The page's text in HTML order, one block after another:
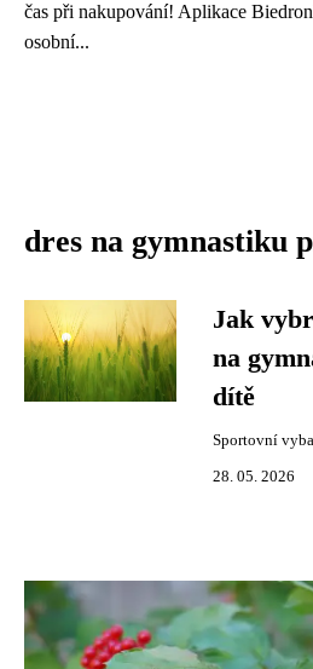
čas při nakupování! Aplikace
osobní...
dres na gymnastiku
Jak
na
dítě
Sportovní
28. 05. 2026